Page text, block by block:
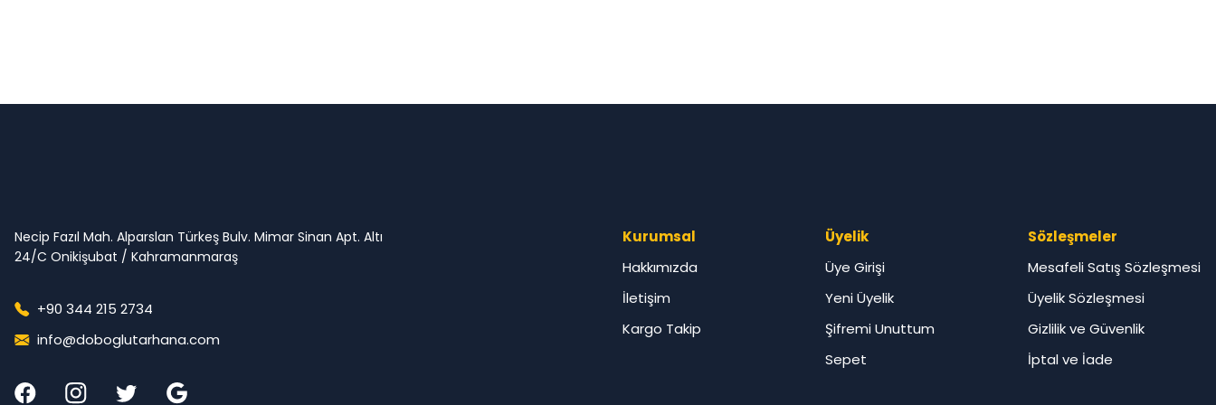
Necip Fazıl Mah. Alparslan Türkeş Bulv. Mimar Sinan Apt. Altı
24/C Onikişubat / Kahramanmaraş
+90 344 215 2734
info@doboglutarhana.com
Kurumsal
Hakkımızda
İletişim
Kargo Takip
Üyelik
Üye Girişi
Yeni Üyelik
Şifremi Unuttum
Sepet
Sözleşmeler
Mesafeli Satış Sözleşmesi
Üyelik Sözleşmesi
Gizlilik ve Güvenlik
İptal ve İade